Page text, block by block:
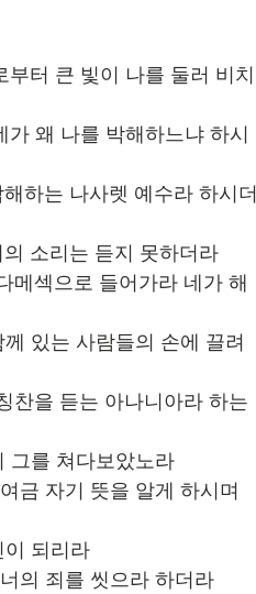
터 큰 빛이 나를 둘러 비치
왜 나를 박해하느냐 하시
하는 나사렛 예수라 하시더
소리는 듣지 못하더라
메섹으로 들어가라 네가 해
있는 사람들의 손에 끌려
찬을 듣는 아나니아라 하는
그를 쳐다보았노라
금 자기 뜻을 알게 하시며
이 되리라
의 죄를 씻으라 하더라